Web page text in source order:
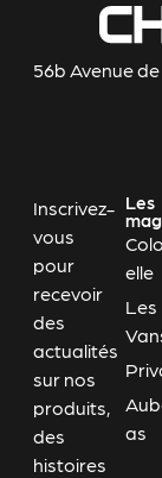
56b Avenue
Inscrivez-
vous
pour
recevoir
des
actualités
sur nos
produits,
des
histoires
Les
elle
Les
as